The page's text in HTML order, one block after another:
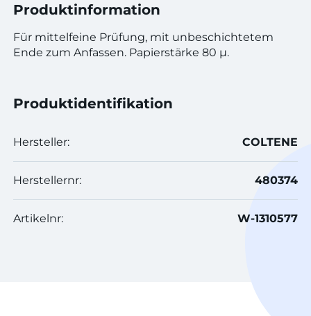
Produktinformation
Für mittelfeine Prüfung, mit unbeschichtetem
Ende zum Anfassen. Papierstärke 80 µ.
Produktidentifikation
Hersteller: COLTENE
Herstellernr: 480374
Artikelnr: W-1310577